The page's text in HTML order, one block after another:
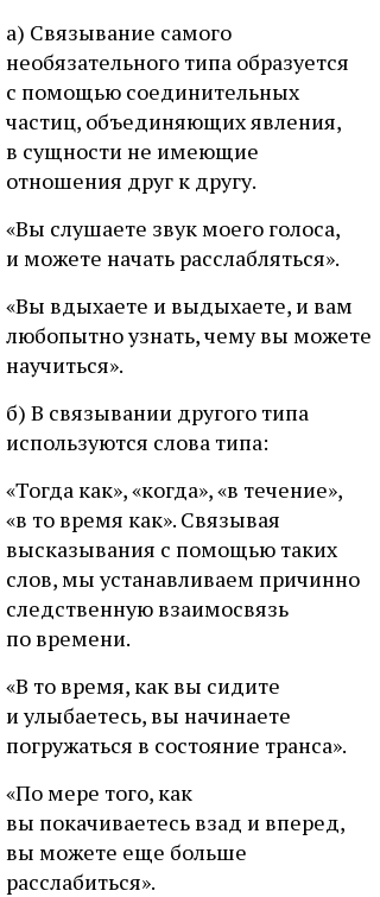
а) Связывание самого
необязательного типа образуется
с помощью соединительных
частиц, объединяющих явления,
в сущности не имеющие
отношения друг к другу.
«Вы слушаете звук моего голоса,
и можете начать расслабляться».
«Вы вдыхаете и выдыхаете, и вам
любопытно узнать, чему вы можете
научиться».
б) В связывании другого типа
используются слова типа:
«Тогда как», «когда», «в течение»,
«в то время как». Связывая
высказывания с помощью таких
слов, мы устанавливаем причинно
следственную взаимосвязь
по времени.
«В то время, как вы сидите
и улыбаетесь, вы начинаете
погружаться в состояние транса».
«По мере того, как
вы покачиваетесь взад и вперед,
вы можете еще больше
расслабиться».